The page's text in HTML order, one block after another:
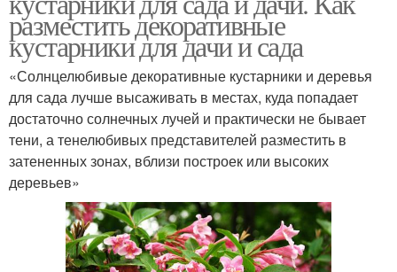
разместить декоративные
кустарники для дачи и сада
«Солнцелюбивые декоративные кустарники и деревья
для сада лучше высаживать в местах, куда попадает
достаточно солнечных лучей и практически не бывает
тени, а тенелюбивых представителей разместить в
затененных зонах, вблизи построек или высоких
деревьев»